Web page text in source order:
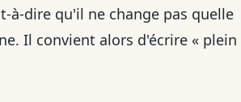
à-dire qu'il ne change pas quelle
Il convient alors d'écrire « plein